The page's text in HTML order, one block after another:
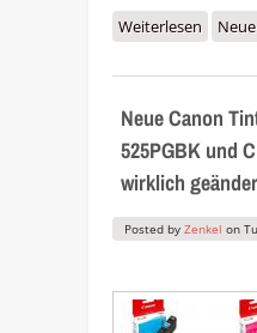
Weiterlesenüber
bald
Neue Canon
525PGBK und
wirklich
Posted by Zenkel on